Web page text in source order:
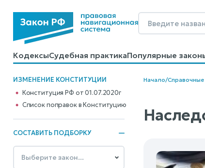
КодексыСудебная практикаПопулярные
КалькуляторыСправочные материалыОбразцы
ИЗМЕНЕНИЕ КОНСТИТУЦИИ
Конституция РФ от 01.07.2020г
Cписок поправок в Конституцию
СОСТАВИТЬ ПОДБОРКУ
Начало/